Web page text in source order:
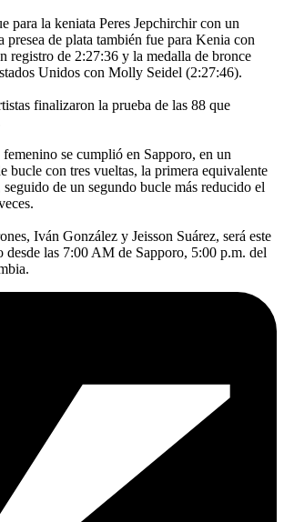
para la keniata Peres Jepchirchir con un
presea de plata también fue para Kenia con
registro de 2:27:36 y la medalla de bronce
Unidos con Molly Seidel (2:27:46).
finalizaron la prueba de las 88 que
se cumplió en Sapporo, en un
bucle con tres vueltas, la primera equivalente
de un segundo bucle más reducido el
Iván González y Jeisson Suárez, será este
desde las 7:00 AM de Sapporo, 5:00 p.m. del